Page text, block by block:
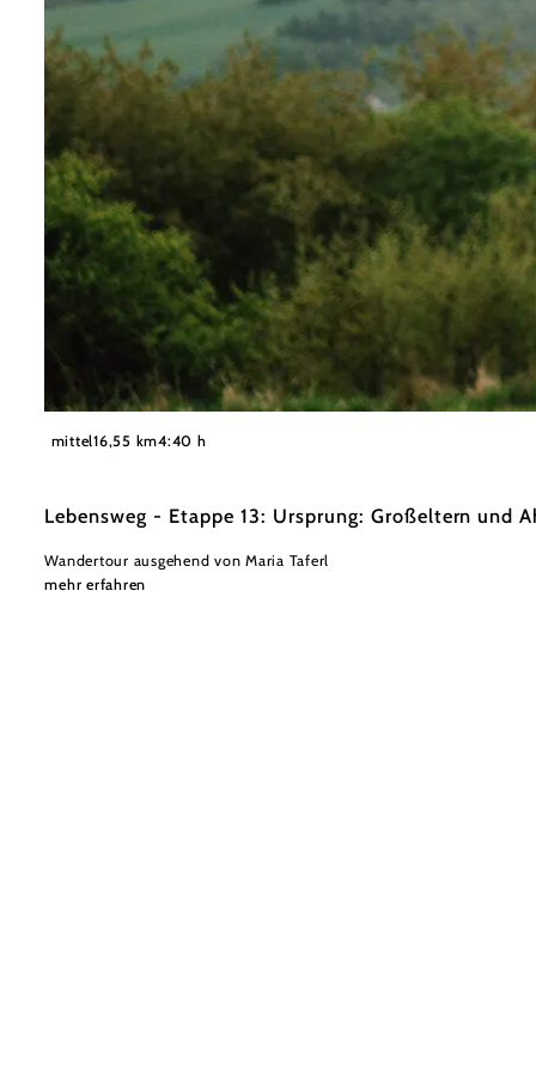
Waldviertel Tourismus, Melanie Többe
mittel16,55 km4:40 h
Lebensweg - Etappe 13: Ursprung: Großeltern und
Wandertour ausgehend von Maria Taferl
mehr erfahren